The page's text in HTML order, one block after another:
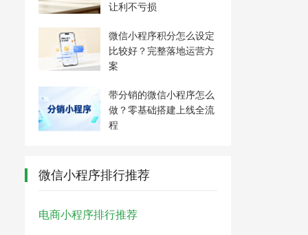
让利不亏损
微信小程序积分怎么设定
比较好？完整落地运营方
案
带分销的微信小程序怎么
做？零基础搭建上线全流
程
微信小程序排行推荐
电商小程序排行推荐